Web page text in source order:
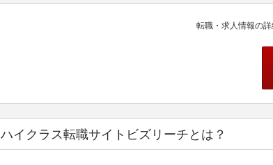
転職・求人情報の
ハイクラス転職サイトビズリーチとは？